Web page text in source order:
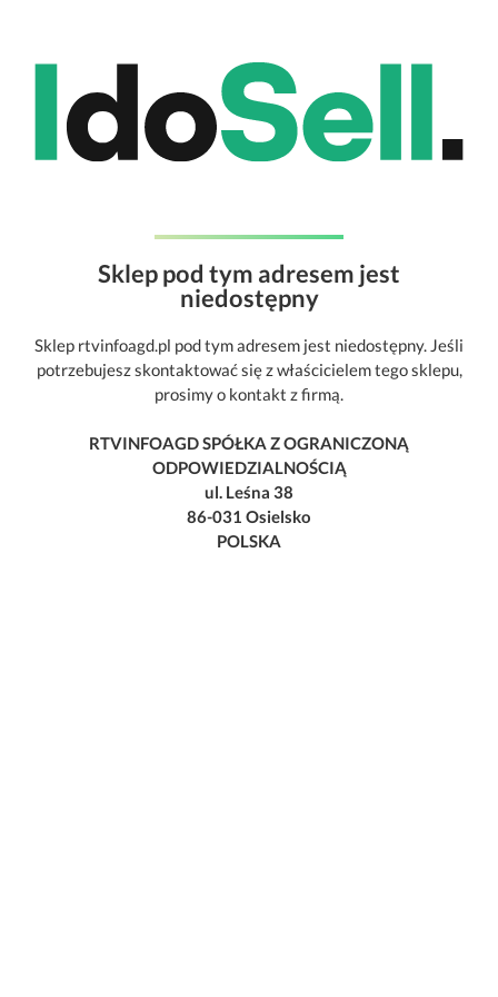
Sklep pod tym adresem jest
niedostępny
Sklep rtvinfoagd.pl pod tym adresem jest niedostępny. Jeśli
potrzebujesz skontaktować się z właścicielem tego sklepu,
prosimy o kontakt z firmą.
RTVINFOAGD SPÓŁKA Z OGRANICZONĄ
ODPOWIEDZIALNOŚCIĄ
ul. Leśna 38
86-031 Osielsko
POLSKA